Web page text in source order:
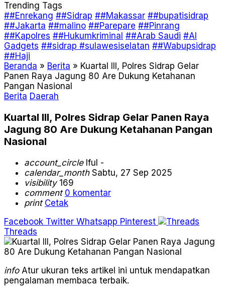
Trending Tags
##Enrekang ##Sidrap ##Makassar ##bupatisidrap
##Jakarta ##malino ##Parepare ##Pinrang
##Kapolres ##Hukumkriminal ##Arab Saudi #AI
Gadgets ##sidrap #sulawesiselatan ##Wabupsidrap
##Haji
Beranda » Berita » Kuartal III, Polres Sidrap Gelar
Panen Raya Jagung 80 Are Dukung Ketahanan
Pangan Nasional
Berita Daerah
Kuartal III, Polres Sidrap Gelar Panen Raya
Jagung 80 Are Dukung Ketahanan Pangan
Nasional
account_circleIful -
calendar_monthSabtu, 27 Sep 2025
visibility169
comment 0 komentar
print Cetak
Facebook Twitter Whatsapp Pinterest
Threads
infoAtur ukuran teks artikel ini untuk mendapatkan
pengalaman membaca terbaik.